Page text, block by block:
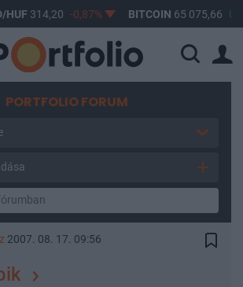
314,20 -0,87% BITCOIN 65 075,66
PORTFOLIO FORUM
2007. 08. 17. 09:56